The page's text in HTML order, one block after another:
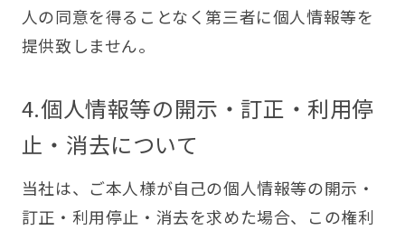
人の同意を得ることなく第三者に個人情報等を
提供致しません。
4.個人情報等の開示・訂正・利用停
止・消去について
当社は、ご本人様が自己の個人情報等の開示・
訂正・利用停止・消去を求めた場合、この権利